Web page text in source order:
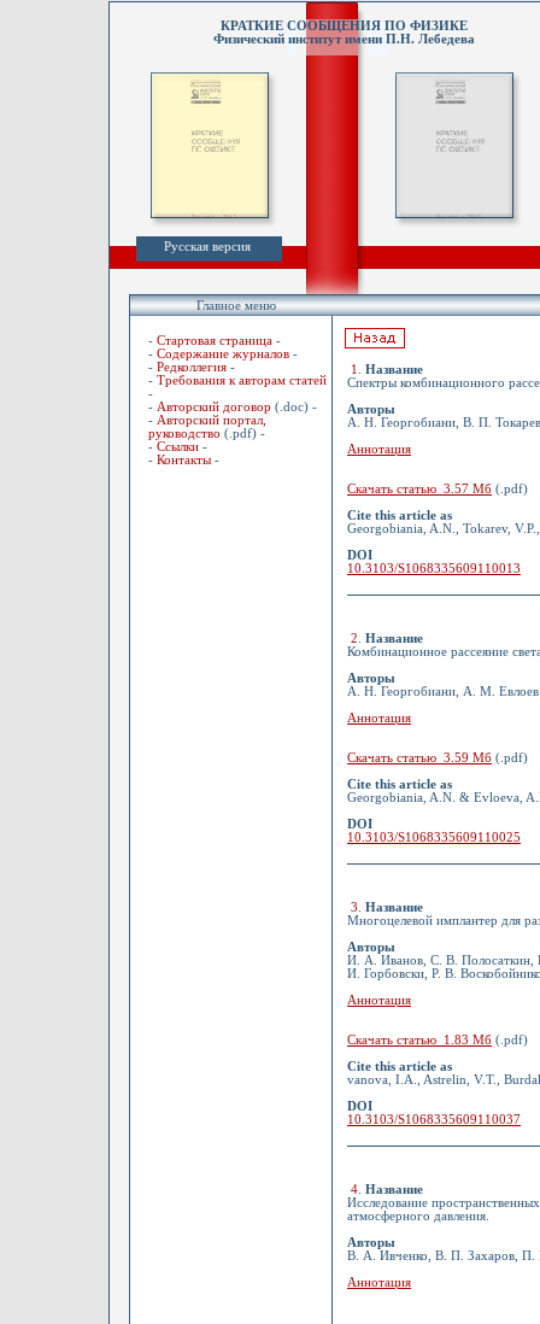
КРАТКИЕ СООБЩЕНИЯ ПО ФИЗИКЕ
Физический институт имени П.Н. Лебедева
Русская версия
Главное меню
- Стартовая страница -
- Содержание журналов -
- Редколлегия -
- Требования к авторам статей
-
- Авторский договор (.doc) -
- Авторский портал,
руководство (.pdf) -
- Ссылки -
- Контакты -
1
Название
Спектры комбинационного
Авторы
А. Н. Георгобиани, В. П.
Аннотация
Скачать статью 3.57 Мб (.pdf)
Cite this article as
Georgobiania, A.N., Tokarev,
DOI
10.3103/S1068335609110013
2
Название
Комбинационное рассеяние
Авторы
А. Н. Георгобиани, А. М. Евлоев
Аннотация
Скачать статью 3.59 Мб (.pdf)
Cite this article as
Georgobiania, A.N. & Evloeva,
DOI
10.3103/S1068335609110025
3
Название
Многоцелевой имплантер для
Авторы
И. А. Иванов, С. В. Полосаткин,
И. Горбовски, Р. В.
Аннотация
Скачать статью 1.83 Мб (.pdf)
Cite this article as
vanova, I.A., Astrelin, V.T.,
DOI
10.3103/S1068335609110037
4 Название
Исследование
атмосферного давления.
Авторы
В. А. Ивченко, В. П. Захаров, П.
Аннотация